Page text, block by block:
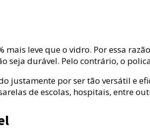
mais leve que o vidro. Por essa
seja durável. Pelo contrário, o
justamente por ser tão versátil e
de escolas, hospitais, entre